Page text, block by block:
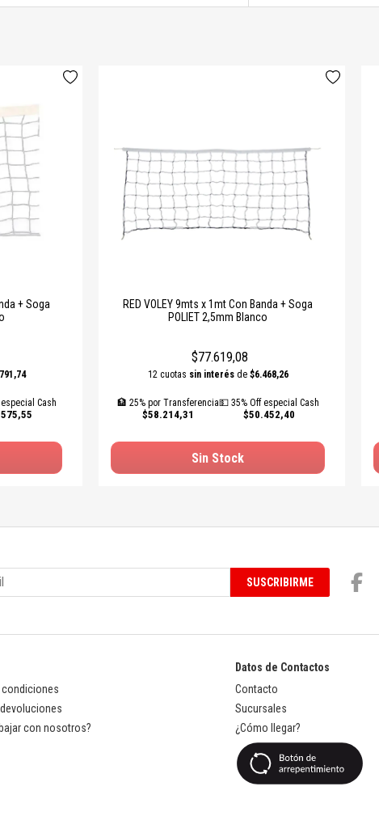
+ Soga
Cash
RED VOLEY 9mts x 1mt Con Banda + Soga
POLIET 2,5mm Blanco
$77.619,08
12 cuotas sin interésde $6.468,26
🏦 25% por Transferencia
$58.214,31
💵 35% Off especial Cash
$50.452,40
Sin Stock
SUSCRIBIRME
condiciones
con nosotros?
Datos de Contactos
Contacto
Sucursales
¿Cómo llegar?